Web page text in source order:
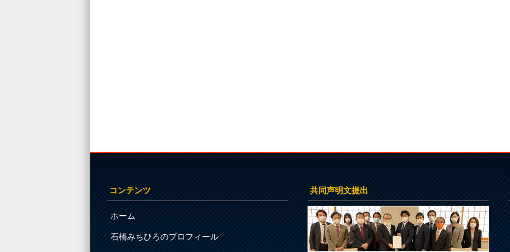
コンテンツ
ホーム
石橋みちひろのプロフィール
共同声明文提出